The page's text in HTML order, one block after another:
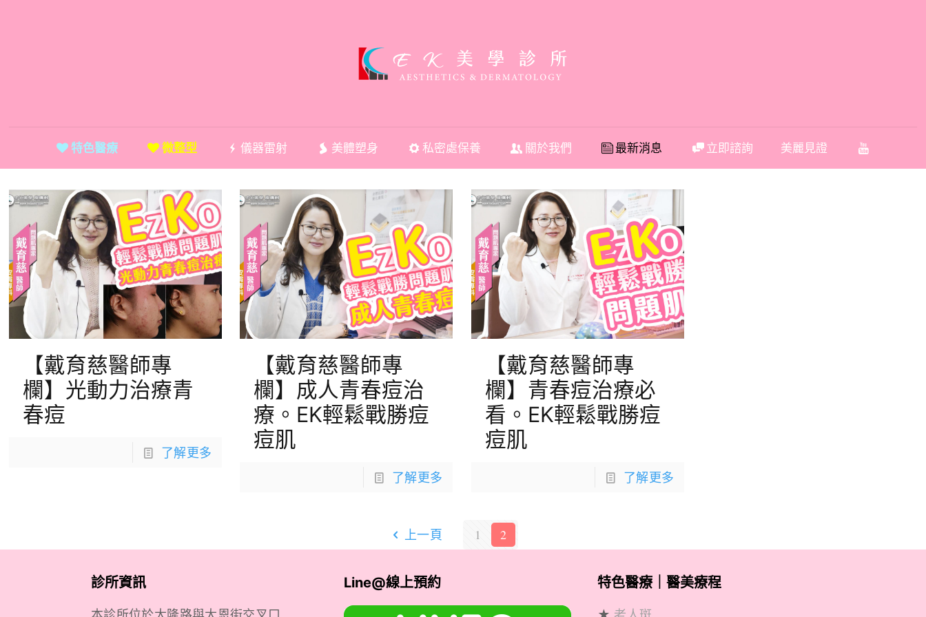
特色醫療 微整型 儀器雷射 美體塑身 私密處保養 關於我們 最新消息 立即諮詢 美麗見證
【戴育慈醫師專
欄】光動力治療青
春痘
了解更多
【戴育慈醫師專
欄】成人青春痘治
療。EK輕鬆戰勝痘
痘肌
了解更多
【戴育慈醫師專
欄】青春痘治療必
看。EK輕鬆戰勝痘
痘肌
了解更多
上一頁 1 2
診所資訊 Line@線上預約 特色醫療｜醫美療程